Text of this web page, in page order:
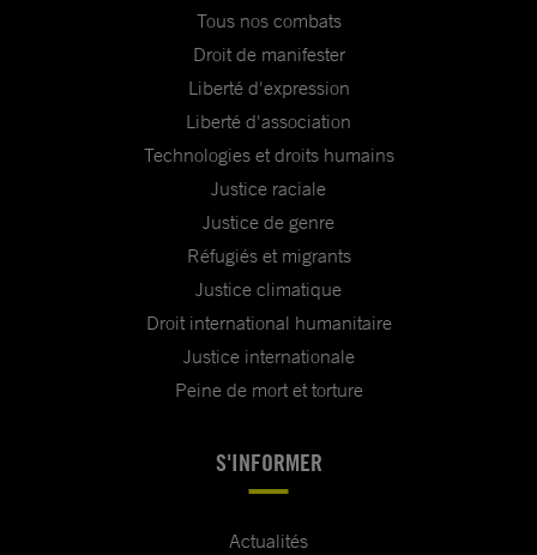
Tous nos combats
Droit de manifester
Liberté d'expression
Liberté d'association
Technologies et droits humains
Justice raciale
Justice de genre
Réfugiés et migrants
Justice climatique
Droit international humanitaire
Justice internationale
Peine de mort et torture
S'INFORMER
Actualités